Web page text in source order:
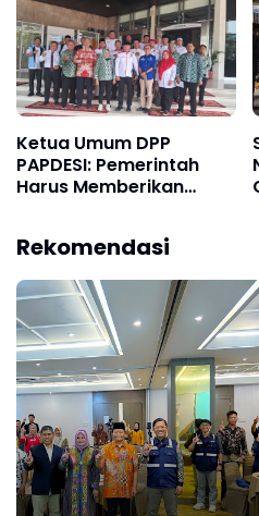
Ketua Umum DPP
PAPDESI: Pemerintah
Harus Memberikan
Merespons Kegelisahan
para Kades, Perangkat
Desa dan BPD di Seluruh
Indonesia
Rekomendasi